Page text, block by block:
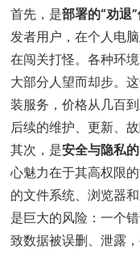
首先，是部署的“劝退
发者用户，在个人电
在闯关打怪。各种环
大部分人望而却步。
装服务，价格从几百
后续的维护、更新、
其次，是安全与隐私
心魅力在于其高权限
的文件系统、浏览器
是巨大的风险：一个
致数据被误删、泄露